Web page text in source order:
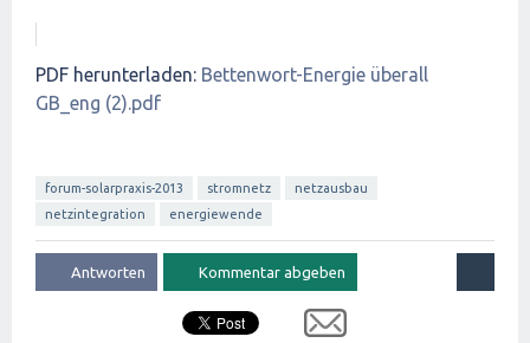
PDF herunterladen: Bettenwort-Energie überall
GB_eng (2).pdf
forum-solarpraxis-2013 stromnetz
netzausbau
netzintegration
energiewende